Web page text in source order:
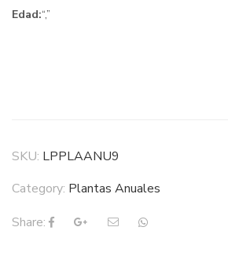
Edad:“,”
SKU: LPPLAANU9
Category: Plantas Anuales
Share: